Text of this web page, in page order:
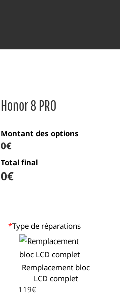
Honor 8 PRO
Montant des options
0€
Total final
0€
*Type de réparations
Remplacement bloc
LCD complet
119€